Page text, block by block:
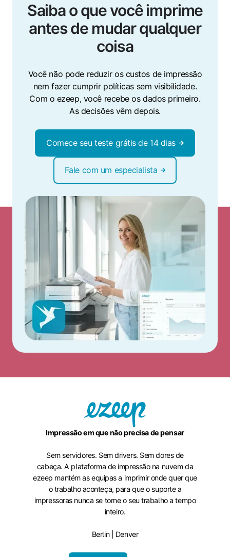
Saiba o que você imprime
antes de mudar qualquer
coisa
Você não pode reduzir os custos de impressão
nem fazer cumprir políticas sem visibilidade.
Com o ezeep, você recebe os dados primeiro.
As decisões vêm depois.
Comece seu teste grátis de 14 dias
Fale com um especialista
Impressão em que não precisa de pensar
Sem servidores. Sem drivers. Sem dores de
cabeça. A plataforma de impressão na nuvem da
ezeep mantém as equipas a imprimir onde quer que
o trabalho aconteça, para que o suporte a
impressoras nunca se torne o seu trabalho a tempo
inteiro.
Berlin | Denver